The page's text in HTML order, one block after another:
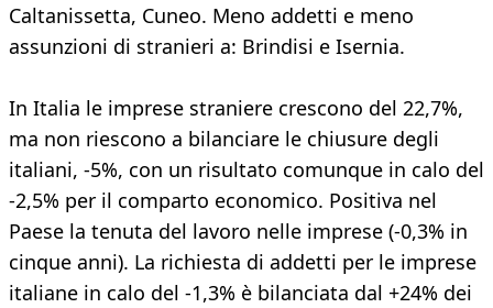
Caltanissetta, Cuneo. Meno addetti e meno
assunzioni di stranieri a: Brindisi e Isernia.
In Italia le imprese straniere crescono del 22,7%,
ma non riescono a bilanciare le chiusure degli
italiani, -5%, con un risultato comunque in calo del
-2,5% per il comparto economico. Positiva nel
Paese la tenuta del lavoro nelle imprese (-0,3% in
cinque anni). La richiesta di addetti per le imprese
italiane in calo del -1,3% è bilanciata dal +24% dei